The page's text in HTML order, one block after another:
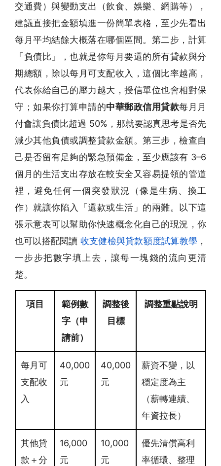
交通費）與變動支出（飲食、娛樂、網購等），
建議直接把金額填進一份簡單表格，至少先看出
每月平均結餘大概落在哪個區間。第二步，計算
「負債比」，也就是你每月要還的所有貸款與分
期總額，除以每月可支配收入，這個比率越高，
代表你給自己的壓力越大，授信單位也會相對保
守；如果你打算申請的中華郵政信用貸款每月月
付會讓負債比超過 50%，那就要認真思考是否先
減少其他負債或調整貸款金額。第三步，檢查自
己是否留有足夠的緊急預備金，至少應該有 3–6
個月的生活支出存放在較安全又容易提領的管道
裡，避免任何一個突發狀況（像是生病、換工
作）就讓你陷入「還款或生活」的兩難。以下這
張示意表可以幫助你快速概念化自己的現況，你
也可以搭配閱讀 收支健檢與貸款額度試算教學 ，
一步步把數字填上去，讓每一塊錢的流向更清
楚。
項目
範例數
字（申
請前）
調整後
目標
調整重點說明
每月可
支配收
入
40,000
元
40,000
元
薪資不變，以
穩定度為主
（薪轉連續、
年資拉長）
其他貸
款＋分
16,000
元
10,000
元
優先清償高利
率循環、整理